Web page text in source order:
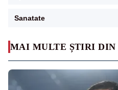
MAI MULTE ȘTIRI DIN
Sanatate